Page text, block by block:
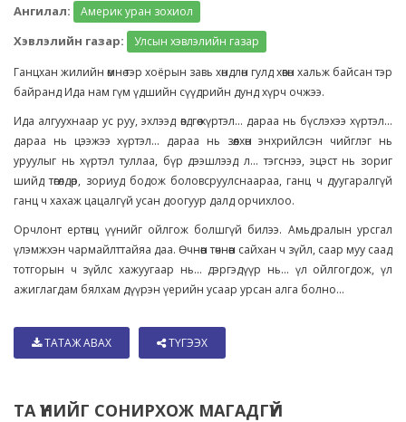
Ангилал:
Америк уран зохиол
Хэвлэлийн газар:
Улсын хэвлэлийн газар
Ганцхан жилийн өмнө тэр хоёрын завь хөндлөн гулд хөвөн хальж байсан тэр
байранд Ида нам гүм үдшийн сүүдрийн дунд хүрч очжээ.
Ида алгуухнаар ус руу, эхлээд өвдгөө хүртэл... дараа нь бүслэхээ хүртэл...
дараа нь цээжээ хүртэл... дараа нь зөөлхөн энхрийлсэн чийглэг нь
уруулыг нь хүртэл туллаа, бүр дээшлээд л... тэгснээ, эцэст нь зориг
шийд төгөлдөр, зориуд бодож боловсруулснаараа, ганц ч дуугаралгүй
ганц ч хахаж цацалгүй усан доогуур далд орчихлоо.
Орчлонт ертөнц үүнийг ойлгож болшгүй билээ. Амьдралын урсгал
үлэмжхэн чармайлттайяа даа. Өчнөөн төчнөөн сайхан ч зүйл, саар муу саад
тотгорын ч зүйлс хажуугаар нь... дэргэдүүр нь... үл ойлгогдож, үл
ажиглагдам бялхам дүүрэн үерийн усаар урсан алга болно...
ТАТАЖ АВАХ ТҮГЭЭХ
ТА ҮҮНИЙГ СОНИРХОЖ МАГАДГҮЙ